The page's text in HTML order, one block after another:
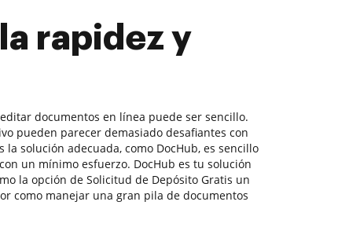
rapidez y
documentos en línea puede ser sencillo.
pueden parecer demasiado desafiantes con
solución adecuada, como DocHub, es sencillo
un mínimo esfuerzo. DocHub es tu solución
la opción de Solicitud de Depósito Gratis un
como manejar una gran pila de documentos